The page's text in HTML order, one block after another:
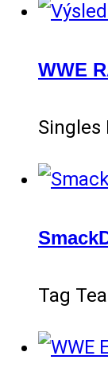
WWE
Singles
Tag